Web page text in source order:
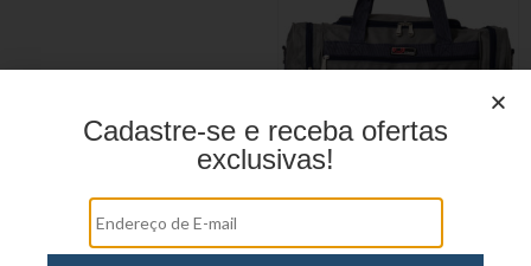
Cadastre-se e receba ofertas
exclusivas!